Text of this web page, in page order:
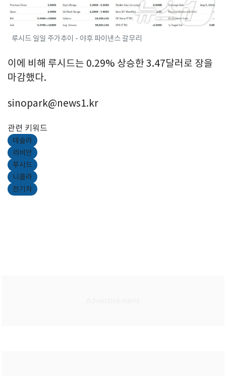
루시드 일일 주가추이 - 야후 파이낸스 갈무리
이에 비해 루시드는 0.29% 상승한 3.47달러로 장을
마감했다.
sinopark@news1.kr
관련 키워드
테슬라
리비안
루시드
니콜라
전기차